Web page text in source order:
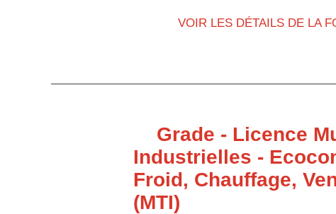
VOIR LES DÉTAILS DE LA
Grade - Licence
Industrielles -
Froid, Chauffage,
(MTI)